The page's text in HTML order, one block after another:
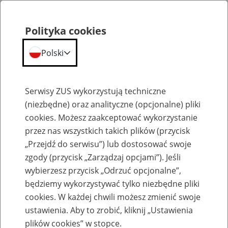
Emerytury
Baza zlikwidowanych lub
przekształconych zakładów pracy
Polityka cookies
Polski
Serwisy ZUS wykorzystują techniczne
(niezbędne) oraz analityczne (opcjonalne) pliki
cookies. Możesz zaakceptować wykorzystanie
przez nas wszystkich takich plików (przycisk
„Przejdź do serwisu”) lub dostosować swoje
zgody (przycisk „Zarządzaj opcjami”). Jeśli
wybierzesz przycisk „Odrzuć opcjonalne”,
będziemy wykorzystywać tylko niezbędne pliki
cookies. W każdej chwili możesz zmienić swoje
ustawienia. Aby to zrobić, kliknij „Ustawienia
plików cookies” w stopce.